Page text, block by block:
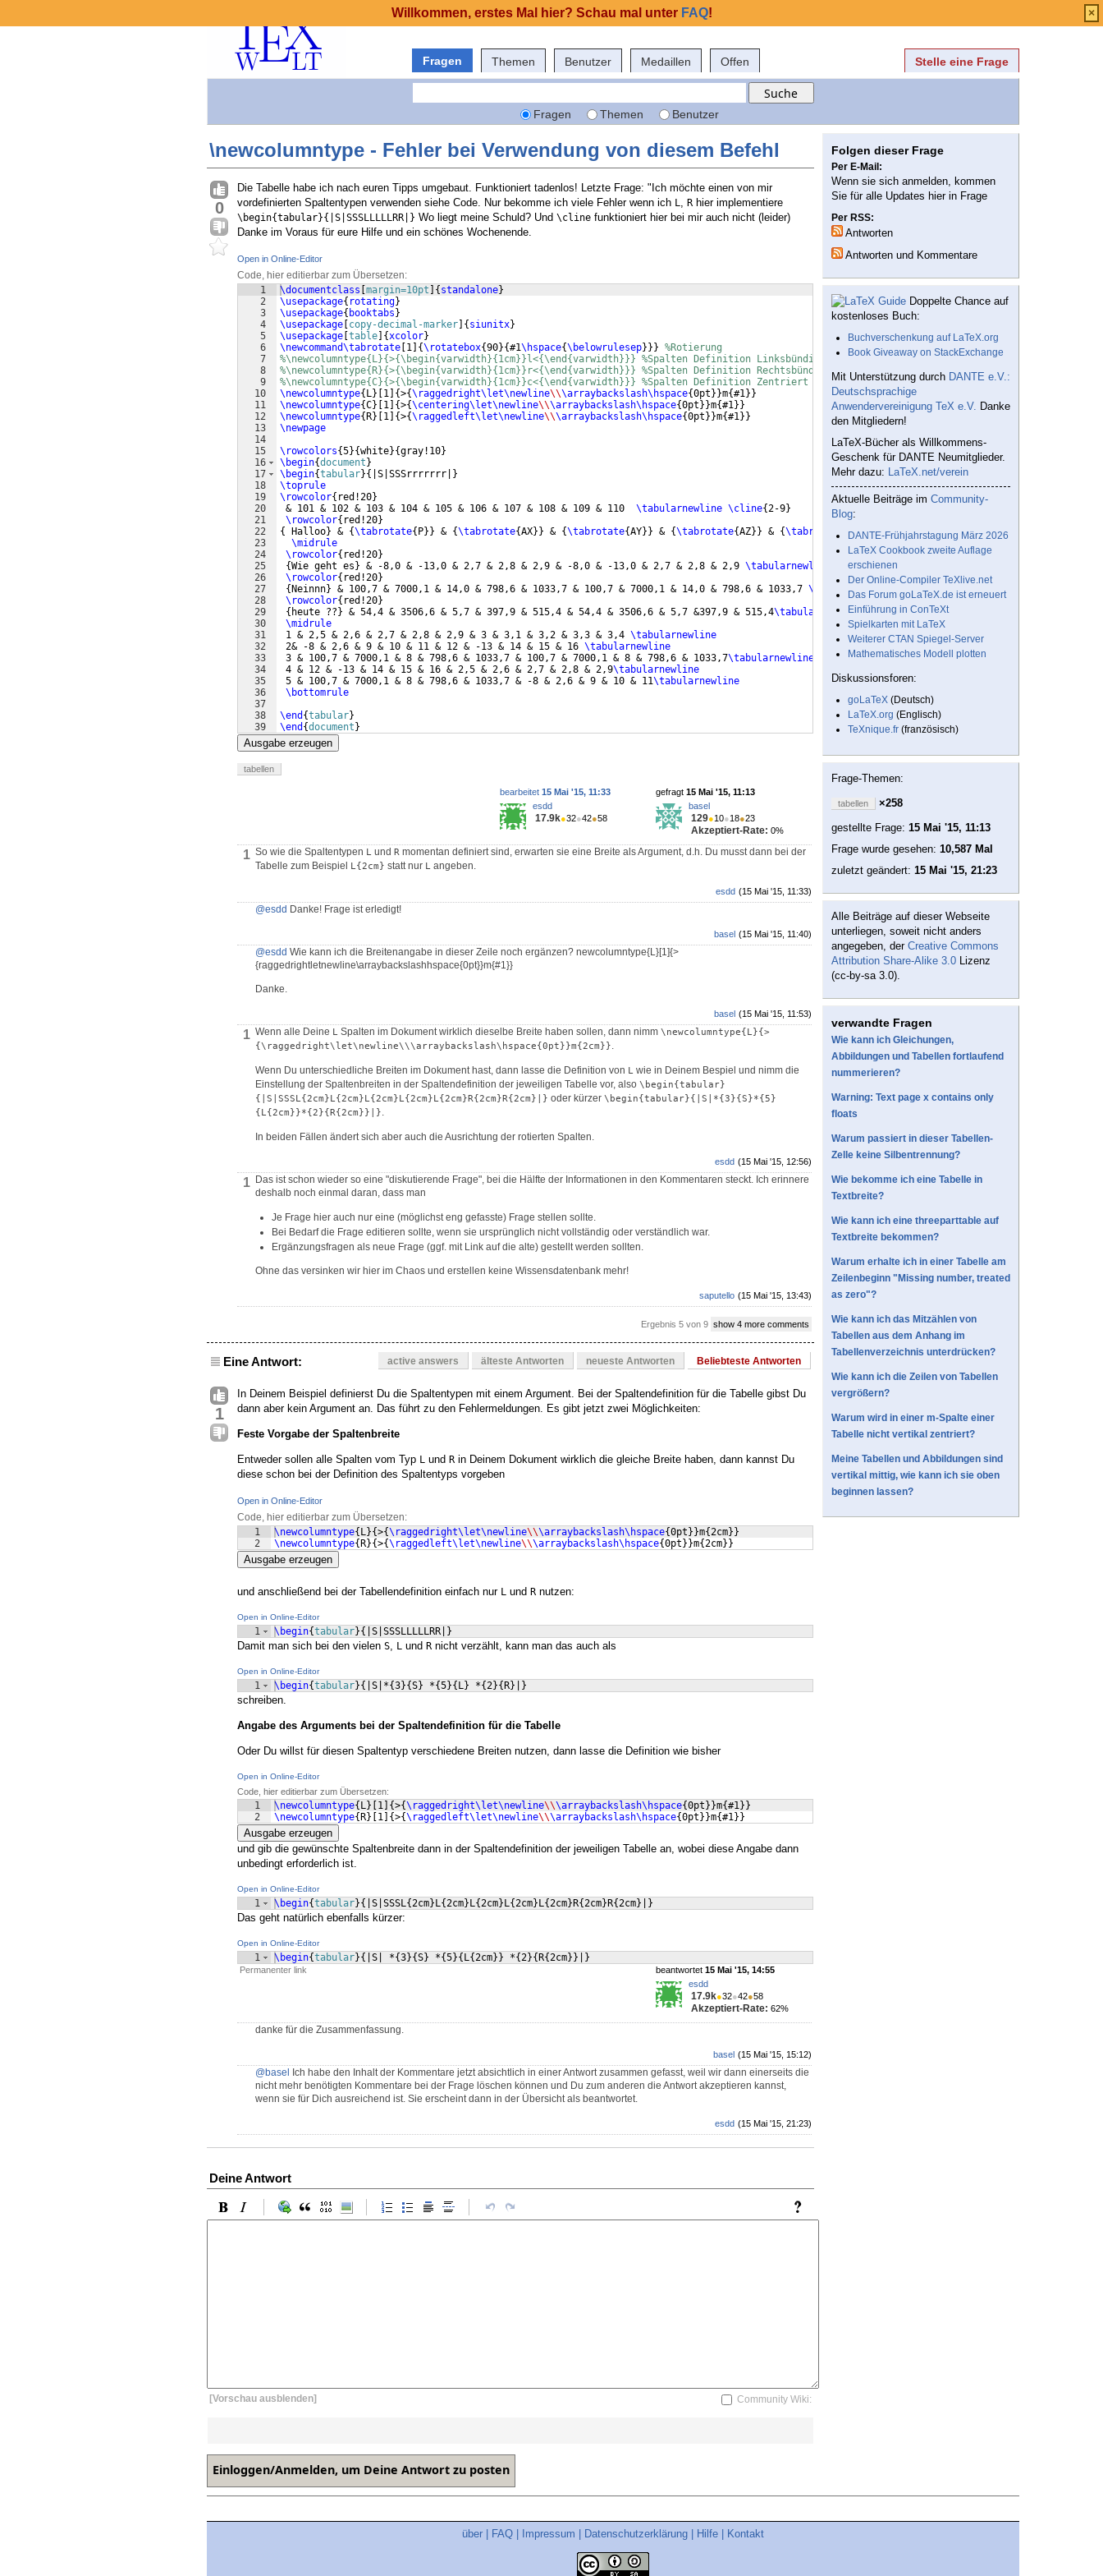
Fragen Themen Benutzer Medaillen Offen Stelle eine Frage
Fragen Themen Benutzer
\newcolumntype - Fehler bei Verwendung von diesem Befehl
0
Die Tabelle habe ich nach euren Tipps umgebaut. Funktioniert tadenlos! Letzte Frage: "Ich möchte einen von mir
vordefinierten Spaltentypen verwenden siehe Code. Nur bekomme ich viele Fehler wenn ich L, R hier implementiere
\begin{tabular}{|S|SSSLLLLLRR|} Wo liegt meine Schuld? Und \cline funktioniert hier bei mir auch nicht (leider)
Danke im Voraus für eure Hilfe und ein schönes Wochenende.
Open in Online-Editor
Code, hier editierbar zum Übersetzen:
1
2
3
4
5
6
7
8
9
10
11
12
13
14
15
16
17
18
19
20
21
22
23
24
25
26
27
28
29
30
31
32
33
34
35
36
37
38
39
\documentclass margin=10pt { standalone}
\usepackage{ rotating}
\usepackage{ booktabs }
\usepackage copy-decimal-marker { siunitx}
\usepackage table {xcolor}
\newcommand\tabrotate 1 {\rotatebox{90}{#1\hspace{\belowrulesep}}} %Rotierung
%\newcolumntype{L}{>{\begin{varwidth}{1cm}}l<{\end{varwidth}}} %Spalten Definition Linksbündig 2 cm!
%\newcolumntype{R}{>{\begin{varwidth}{1cm}}r<{\end{varwidth}}} %Spalten Definition Rechtsbündig 2 cm!
%\newcolumntype{C}{>{\begin{varwidth}{1cm}}c<{\end{varwidth}}} %Spalten Definition Zentriert 2 cm!
\newcolumntype{ L} 1 {>{\raggedright\let\newline\\\arraybackslash\hspace{0pt }}m{#1}}
\newcolumntype{C} 1 {>{\centering\let\newline\\\arraybackslash\hspace{0pt }}m{#1}}
\newcolumntype{ R} 1 {>{\raggedleft\let\newline\\\arraybackslash\hspace{0pt }}m{#1}}
\newpage
\rowcolors{5}{white}{gray!10}
\begin{document }
\begin{tabular}{ |S|SSSrrrrrrr|
}
\toprule
\rowcolor{ red!20}
& 101 & 102 & 103 & 104 & 105 & 106 & 107 & 108 & 109 & 110 \tabularnewline \cline{2-9}
\rowcolor{ red!20}
{
Halloo} & {\tabrotate{ P}} & {\tabrotate{AX}} & {\tabrotate{AY}} & {\tabrotate{AZ}} & {\tabrotate AX }} & {\tabrotate{ AX}} & {\tabrotate
\midrule
\rowcolor{ red!20}
{Wie geht es } & -8,0 & -13,0 & 2,7 & 2,8 & 2,9 & -8,0 & -13,0 & 2,7 & 2,8 & 2,9 \tabularnewline
\rowcolor{ red!20}
{ Neinnn} & 100,7 & 7000,1 & 14,0 & 798,6 & 1033,7 & 100,7 & 7000,1 & 14,0 & 798,6 & 1033,7 \tabularnewline
\rowcolor{ red!20}
{ heute ?? } & 54,4 & 3506,6 & 5,7 & 397,9 & 515,4 & 54,4 & 3506,6 & 5,7 &397,9 & 515,4\tabularnewline
\midrule
1 & 2,5 & 2,6 & 2,7 & 2,8 & 2,9 & 3 & 3,1 & 3,2 & 3,3 & 3,4 \tabularnewline
2& -8 & 2,6 & 9 & 10 & 11 & 12 & -13 & 14 & 15 & 16 \tabularnewline
3 & 100,7 & 7000,1 & 8 & 798,6 & 1033,7 & 100,7 & 7000,1 & 8 & 798,6 & 1033,7\tabularnewline
4 & 12 & -13 & 14 & 15 & 16 & 2,5 & 2,6 & 2,7 & 2,8 & 2,9\tabularnewline
5 & 100,7 & 7000,1 & 8 & 798,6 & 1033,7 & -8 & 2,6 & 9 & 10 & 11\tabularnewline
\bottomrule
\end {tabular}
\end {document }
Ausgabe erzeugen
tabellen
gefragt 15 Mai '15, 11:13
basel
129●10●18●23
Akzeptiert-Rate: 0%
bearbeitet 15 Mai '15, 11:33
esdd
17.9k●32●42●58
1 So wie die Spaltentypen L und R momentan definiert sind, erwarten sie eine Breite als Argument, d.h. Du musst dann bei der
Tabelle zum Beispiel
L{2cm} statt nur L angeben.
(15 Mai '15, 11:33)
esdd
@esdd Danke! Frage ist erledigt!
(15 Mai '15, 11:40)
basel
@esdd Wie kann ich die Breitenangabe in dieser Zeile noch ergänzen? newcolumntype{L}[1]{>
{raggedrightletnewline\arraybackslashhspace{0pt}}m{#1}}
Danke.
(15 Mai '15, 11:53)
basel
1 Wenn alle Deine L Spalten im Dokument wirklich dieselbe Breite haben sollen, dann nimm \newcolumntype{L}{>
{\raggedright\let\newline\\\arraybackslash\hspace{0pt}}m{2cm}}.
Wenn Du unterschiedliche Breiten im Dokument hast, dann lasse die Definition von L wie in Deinem Bespiel und nimm die
Einstellung der Spaltenbreiten in der Spaltendefinition der jeweiligen Tabelle vor, also \begin{tabular}
{|S|SSSL{2cm}L{2cm}L{2cm}L{2cm}L{2cm}R{2cm}R{2cm}|} oder kürzer \begin{tabular}{|S|*{3}{S}*{5}
{L{2cm}}*{2}{R{2cm}}|}.
In beiden Fällen ändert sich aber auch die Ausrichtung der rotierten Spalten.
(15 Mai '15, 12:56)
esdd
1
Das ist schon wieder so eine "diskutierende Frage", bei die Hälfte der Informationen in den Kommentaren steckt. Ich erinnere
deshalb noch einmal daran, dass man
Je Frage hier auch nur eine (möglichst eng gefasste) Frage stellen sollte.
Bei Bedarf die Frage editieren sollte, wenn sie ursprünglich nicht vollständig oder verständlich war.
Ergänzungsfragen als neue Frage (ggf. mit Link auf die alte) gestellt werden sollten.
Ohne das versinken wir hier im Chaos und erstellen keine Wissensdatenbank mehr!
(15 Mai '15, 13:43)
saputello
Ergebnis 5 von 9 show 4 more comments
Eine Antwort: active answers älteste Antworten neueste Antworten Beliebteste Antworten
1
In Deinem Beispiel definierst Du die Spaltentypen mit einem Argument. Bei der Spaltendefinition für die Tabelle gibst Du
dann aber kein Argument an. Das führt zu den Fehlermeldungen. Es gibt jetzt zwei Möglichkeiten:
Feste Vorgabe der Spaltenbreite
Entweder sollen alle Spalten vom Typ L und R in Deinem Dokument wirklich die gleiche Breite haben, dann kannst Du
diese schon bei der Definition des Spaltentyps vorgeben
Open in Online-Editor
Code, hier editierbar zum Übersetzen:
1
2
\newcolumntype{ L}{>{\raggedright\let\newline\\\arraybackslash\hspace{0pt }}m{2cm}}
\newcolumntype{ R}{>{\raggedleft\let\newline\\\arraybackslash\hspace{0pt }}m{2cm}}
Ausgabe erzeugen
und anschließend bei der Tabellendefinition einfach nur L und R nutzen:
Open in Online-Editor
1 \begin{tabular}{ |S|SSSLLLLLRR| }
Damit man sich bei den vielen S, L und R nicht verzählt, kann man das auch als
Open in Online-Editor
1 \begin{tabular}{ |S|*{3}{S} *{5}{ L} *{2}{ R} }
schreiben.
Angabe des Arguments bei der Spaltendefinition für die Tabelle
Oder Du willst für diesen Spaltentyp verschiedene Breiten nutzen, dann lasse die Definition wie bisher
Open in Online-Editor
Code, hier editierbar zum Übersetzen:
1
2
\newcolumntype{ L} 1 {>{\raggedright\let\newline\\\arraybackslash\hspace{0pt }}m{#1}}
\newcolumntype{ R} 1 {>{\raggedleft\let\newline\\\arraybackslash\hspace{0pt }}m{#1}}
Ausgabe erzeugen
und gib die gewünschte Spaltenbreite dann in der Spaltendefinition der jeweiligen Tabelle an, wobei diese Angabe dann
unbedingt erforderlich ist.
Open in Online-Editor
1 \begin{tabular}{ |S|SSSL{2cm} L{2cm} L{2cm} L{2cm} L{2cm} R{2cm} R{2cm} }
Das geht natürlich ebenfalls kürzer:
Open in Online-Editor
1 \begin{tabular}{ |S| *{3}{S} *{5}{ L{2cm}} *{2}{ R{2cm}} }
Permanenter link beantwortet 15 Mai '15, 14:55
esdd
17.9k●32●42●58
Akzeptiert-Rate: 62%
danke für die Zusammenfassung.
(15 Mai '15, 15:12)
basel
@basel
Ich habe den Inhalt der Kommentare jetzt absichtlich in einer Antwort zusammen gefasst, weil wir dann einerseits die
nicht mehr benötigten Kommentare bei der Frage löschen können und Du zum anderen die Antwort akzeptieren kannst,
wenn sie für Dich ausreichend ist. Sie erscheint dann in der Übersicht als beantwortet.
(15 Mai '15, 21:23)
esdd
Deine Antwort
[Vorschau ausblenden] Community Wiki:
Folgen dieser Frage
Per E-Mail:
Wenn sie sich anmelden, kommen
Sie für alle Updates hier in Frage
Per RSS:
Antworten
Antworten und Kommentare
Doppelte Chance auf
kostenloses Buch:
Buchverschenkung auf LaTeX.org
Book Giveaway on StackExchange
Mit Unterstützung durch DANTE e.V.:
Deutschsprachige
Anwendervereinigung TeX e.V. Danke
den Mitgliedern!
LaTeX-Bücher als Willkommens-
Geschenk für DANTE Neumitglieder.
Mehr dazu: LaTeX.net/verein
Aktuelle Beiträge im Community-
Blog:
DANTE-Frühjahrstagung März 2026
LaTeX Cookbook zweite Auflage
erschienen
Der Online-Compiler TeXlive.net
Das Forum goLaTeX.de ist erneuert
Einführung in ConTeXt
Spielkarten mit LaTeX
Weiterer CTAN Spiegel-Server
Mathematisches Modell plotten
Diskussionsforen:
goLaTeX (Deutsch)
LaTeX.org (Englisch)
TeXnique.fr (französisch)
Frage-Themen:
tabellen
×258
gestellte Frage: 15 Mai '15, 11:13
Frage wurde gesehen: 10,587 Mal
zuletzt geändert: 15 Mai '15, 21:23
Alle Beiträge auf dieser Webseite
unterliegen, soweit nicht anders
angegeben, der Creative Commons
Attribution Share-Alike 3.0 Lizenz
(cc-by-sa 3.0).
verwandte Fragen
Wie kann ich Gleichungen,
Abbildungen und Tabellen fortlaufend
nummerieren?
Warning: Text page x contains only
floats
Warum passiert in dieser Tabellen-
Zelle keine Silbentrennung?
Wie bekomme ich eine Tabelle in
Textbreite?
Wie kann ich eine threeparttable auf
Textbreite bekommen?
Warum erhalte ich in einer Tabelle am
Zeilenbeginn "Missing number, treated
as zero"?
Wie kann ich das Mitzählen von
Tabellen aus dem Anhang im
Tabellenverzeichnis unterdrücken?
Wie kann ich die Zeilen von Tabellen
vergrößern?
Warum wird in einer m-Spalte einer
Tabelle nicht vertikal zentriert?
Meine Tabellen und Abbildungen sind
vertikal mittig, wie kann ich sie oben
beginnen lassen?
über FAQ Impressum Datenschutzerklärung Hilfe Kontakt
Willkommen, erstes Mal hier? Schau mal unter FAQ! ×